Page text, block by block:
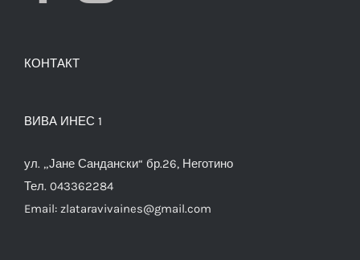
КОНТАКТ
ВИВА ИНЕС 1
ул. „Јане Сандански“ бр.26, Неготино
Тел. 043362284
Email: zlataravivaines@gmail.com